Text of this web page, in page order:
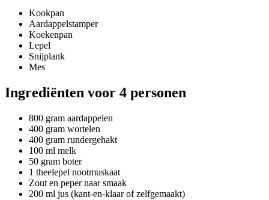
Kookpan
Aardappelstamper
Koekenpan
Lepel
Snijplank
Mes
Ingrediënten voor 4 personen
800 gram aardappelen
400 gram wortelen
400 gram rundergehakt
100 ml melk
50 gram boter
1 theelepel nootmuskaat
Zout en peper naar smaak
200 ml jus (kant-en-klaar of zelfgemaakt)